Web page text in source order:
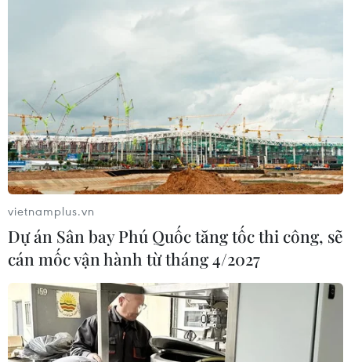
những sứ giả hòa bình quốc tế
Tham gia hoạt động gìn giữ hòa bình Liên hợp quốc
khẳng định bước phát triển mới của “Đội quân tóc dài”
và đất nước Việt Nam đang tích cực đóng góp cho hòa
bình quốc tế.
vietnamplus.vn
Dự án Sân bay Phú Quốc tăng tốc thi công, sẽ
cán mốc vận hành từ tháng 4/2027